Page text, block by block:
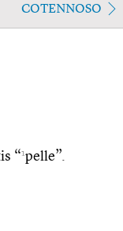
COTENNOSO
“1pelle”.